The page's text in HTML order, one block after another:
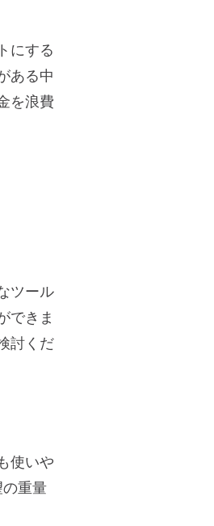
にする
ある中
を浪費
ツール
できま
討くだ
使いや
重量